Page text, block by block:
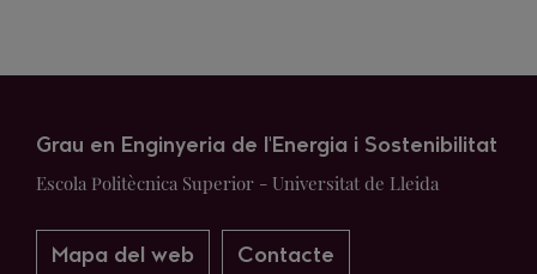
Grau en Enginyeria de l'Energia i Sostenibilitat
Escola Politècnica Superior - Universitat de Lleida
Mapa del web Contacte